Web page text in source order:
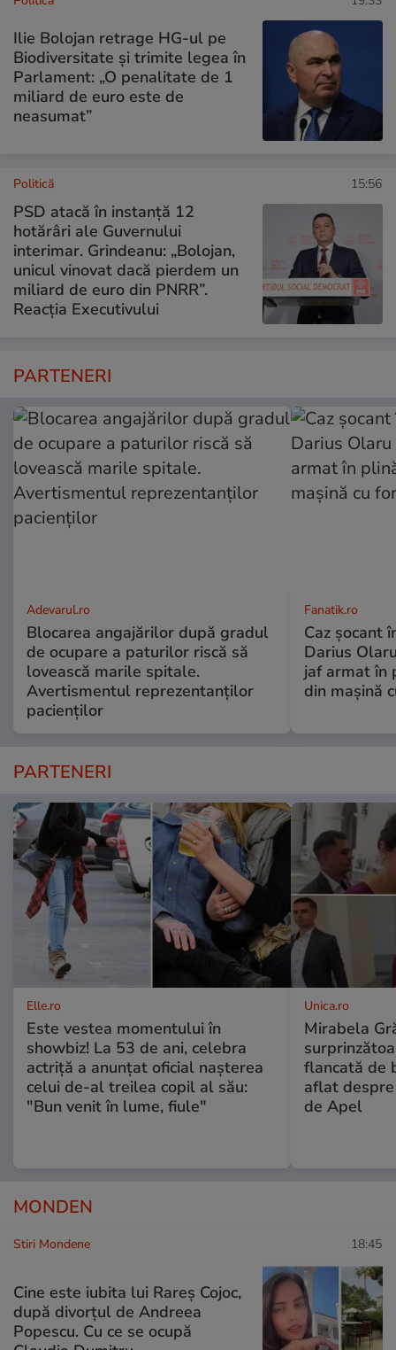
Ilie Bolojan retrage HG-ul pe
Biodiversitate și trimite legea în
Parlament: „O penalitate de 1
miliard de euro este de
neasumat”
Politică 15:56
PSD atacă în instanță 12
hotărâri ale Guvernului
interimar. Grindeanu: „Bolojan,
unicul vinovat dacă pierdem un
miliard de euro din PNRR”.
Reacția Executivului
PARTENERI
Adevarul.ro
Blocarea angajărilor după gradul
de ocupare a paturilor riscă să
lovească marile spitale.
Avertismentul reprezentanților
pacienților
Fanatik.ro
Caz șocant
Darius
jaf armat în
din mașină
PARTENERI
Elle.ro
Este vestea momentului în
showbiz! La 53 de ani, celebra
actriță a anunțat oficial nașterea
celui de-al treilea copil al său:
"Bun venit în lume, fiule"
Unica.ro
Mirabela
flancată de
aflat
de Apel
MONDEN
Stiri Mondene 18:45
Cine este iubita lui Rareș Cojoc,
după divorțul de Andreea
Popescu. Cu ce se ocupă